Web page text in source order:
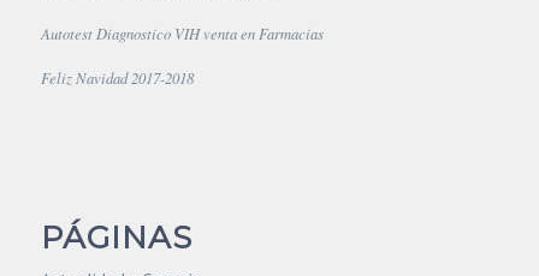
Autotest Diagnostico VIH venta en Farmacias
Feliz Navidad 2017-2018
PÁGINAS